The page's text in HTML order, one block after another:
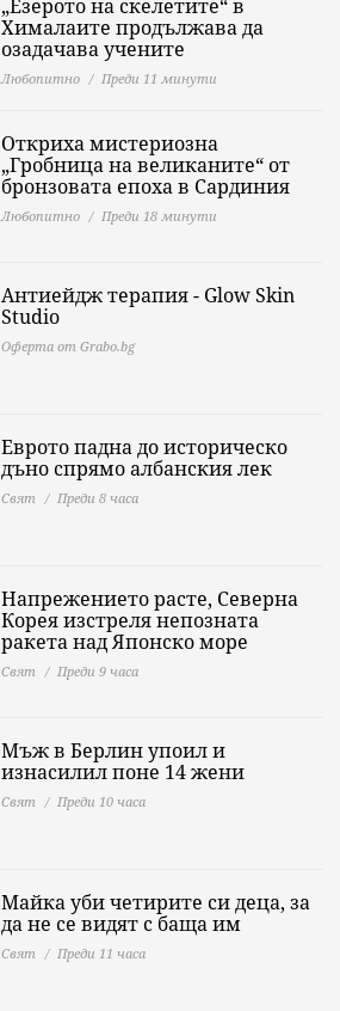
„Езерото на скелетите“ в
Хималаите продължава да
озадачава учените
Любопитно Преди 11 минути
Откриха мистериозна
„Гробница на великаните“ от
бронзовата епоха в Сардиния
Любопитно Преди 18 минути
Антиейдж терапия - Glow Skin
Studio
Оферта от Grabo.bg
Еврото падна до историческо
дъно спрямо албанския лек
Свят Преди 8 часа
Напрежението расте, Северна
Корея изстреля непозната
ракета над Японско море
Свят Преди 9 часа
Мъж в Берлин упоил и
изнасилил поне 14 жени
Свят Преди 10 часа
Майка уби четирите си деца, за
да не се видят с баща им
Свят Преди 11 часа